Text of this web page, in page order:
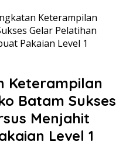
Keterampilan
Gelar Pelatihan
Pakaian Level 1
Keterampilan
Batam Sukses
Menjahit
Level 1